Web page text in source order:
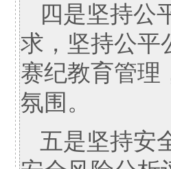
四是坚持公
求，坚持公平
赛纪教育管理
氛围。
五是坚持安